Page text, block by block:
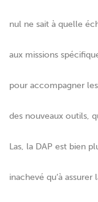
nul ne sait à quelle
aux missions
pour accompagner
des nouveaux outils,
Las, la DAP est bien
inachevé qu’à